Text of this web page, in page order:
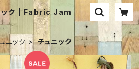
ック | Fabric Jam
ニック チュニック